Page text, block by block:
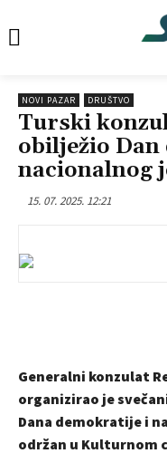
NOVI PAZAR DRUŠTVO
Turski
obilježio
nacionalnog
15. 07. 2025. 12:21
Generalni konzulat
organizirao je
Dana demokratije i
održan u Kulturnom